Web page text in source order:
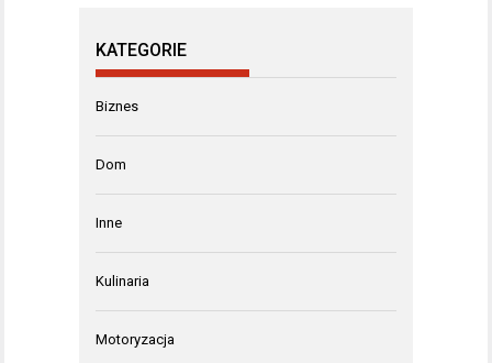
KATEGORIE
Biznes
Dom
Inne
Kulinaria
Motoryzacja